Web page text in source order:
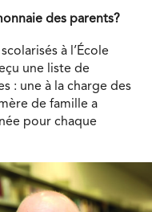
des parents?
à l’École
une liste de
: une à la charge des
de famille a
pour chaque